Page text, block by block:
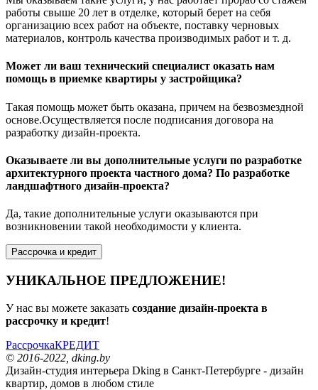
работы свыше 20 лет в отделке, который берет на себя
организацию всех работ на объекте, поставку черновых
материалов, контроль качества производимых работ и т. д.
Может ли ваш технический специалист оказать нам
помощь в приемке квартиры у застройщика?
Такая помощь может быть оказана, причем на безвозмездной
основе.Осуществляется после подписания договора на
разработку дизайн-проекта.
Оказываете ли вы дополнительные услуги по разработке
архитектурного проекта частного дома? По разработке
ландшафтного дизайн-проекта?
Да, такие дополнительные услуги оказываются при
возникновении такой необходимости у клиента.
Рассрочка и кредит
УНИКАЛЬНОЕ ПРЕДЛОЖЕНИЕ!
У нас вы можете заказать создание дизайн-проекта в
рассрочку и кредит!
РассрочкаКРЕДИТ
© 2016-2022, dking.by
Дизайн-студия интерьера Dking в Санкт-Петербурге - дизайн
квартир, домов в любом стиле